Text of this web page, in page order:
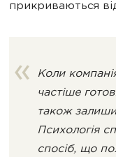
прикриваються
Коли
частіше
також
Психологія
спосіб, що